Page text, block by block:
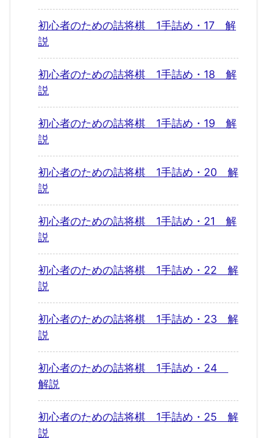
初心者のための詰将棋 1手詰め・17 解
説
初心者のための詰将棋 1手詰め・18 解
説
初心者のための詰将棋 1手詰め・19 解
説
初心者のための詰将棋 1手詰め・20 解
説
初心者のための詰将棋 1手詰め・21 解
説
初心者のための詰将棋 1手詰め・22 解
説
初心者のための詰将棋 1手詰め・23 解
説
初心者のための詰将棋 1手詰め・24
解説
初心者のための詰将棋 1手詰め・25 解
説